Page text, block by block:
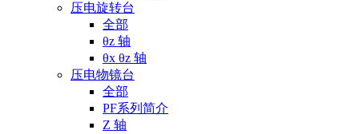
压电旋转台
全部
θz 轴
θx θz 轴
压电物镜台
全部
PF系列简介
Z 轴